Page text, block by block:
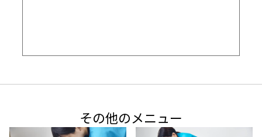
その他のメニュー